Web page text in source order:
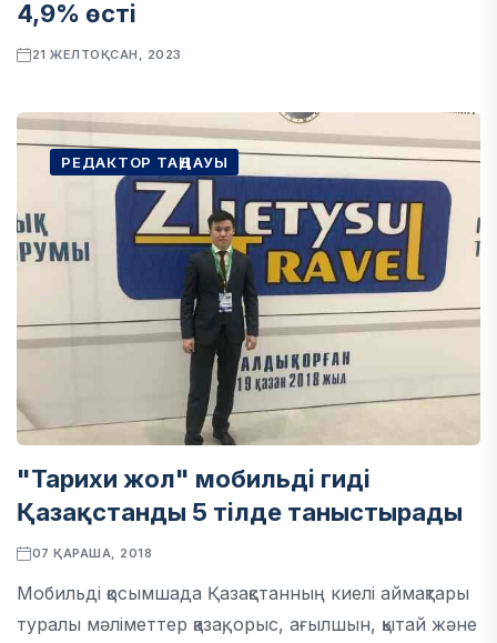
4,9% өсті
21 ЖЕЛТОҚСАН, 2023
РЕДАКТОР ТАҢДАУЫ
"Тарихи жол" мобильді гиді
Қазақстанды 5 тілде таныстырады
07 ҚАРАША, 2018
Мобильді қосымшада Қазақстанның киелі аймақтары
туралы мәліметтер қазақ, орыс, ағылшын, қытай және